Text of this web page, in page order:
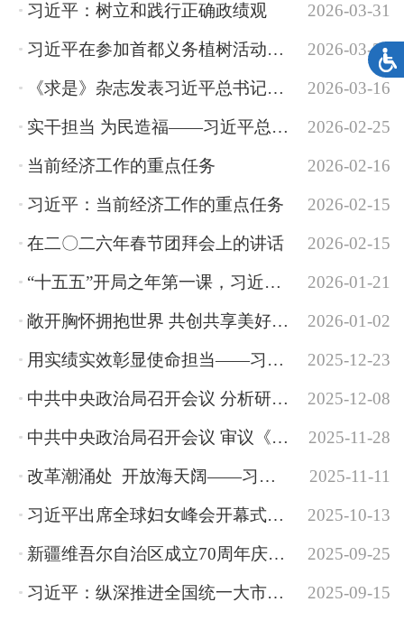
2026-03-31
习近平：树立和践行正确政绩观
2026-03-30
习近平在参加首都义务植树活动时强调：为山川大地增添锦绣 让中国式现代化底色更加...
2026-03-16
《求是》杂志发表习近平总书记重要文章《推动海洋经济高质量发展》
2026-02-25
实干担当 为民造福——习近平总书记引领全党树立和践行正确政绩观
2026-02-16
当前经济工作的重点任务
2026-02-15
习近平：当前经济工作的重点任务
2026-02-15
在二〇二六年春节团拜会上的讲话
2026-01-21
“十五五”开局之年第一课，习近平总书记对全面深刻准确把握四中全会精神再部署
2026-01-02
敞开胸怀拥抱世界 共创共享美好生活——习近平主席新年贺词为促进全球共同发展传递...
2025-12-23
用实绩实效彰显使命担当——习近平总书记重要指示为做好中央企业工作指明方向
2025-12-08
中共中央政治局召开会议 分析研究2026年经济工作 审议《中国共产党领导全面依法治...
2025-11-28
中共中央政治局召开会议 审议《关于二十届中央巡视省（自治区、直辖市）情况的综合...
2025-11-11
改革潮涌处 开放海天阔——习近平总书记赴海南、广东考察并出席第十五届全运会开...
2025-10-13
习近平出席全球妇女峰会开幕式并发表主旨讲话
2025-09-25
新疆维吾尔自治区成立70周年庆祝大会隆重举行 习近平出席大会
2025-09-15
习近平：纵深推进全国统一大市场建设